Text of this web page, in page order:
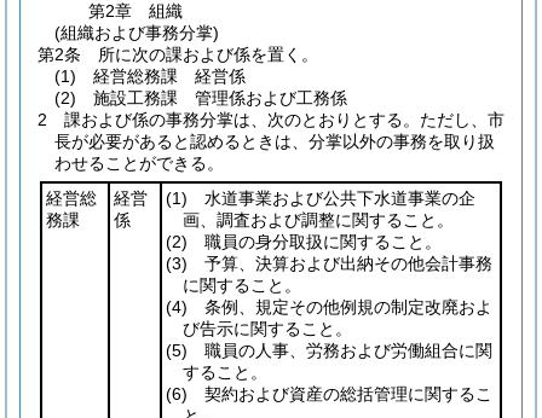
第2章
組織
(組織および事務分掌)
第2条
所に次の課および係を置く。
(1)
経営総務課 経営係
(2)
施設工務課 管理係および工務係
2
課および係の事務分掌は、次のとおりとする。 ただし、市
長が必要があると認めるときは、分掌以外の事務を取り扱
わせることができる。
経営総
務課
経営
係
(1) 水道事業および公共下水道事業の企
画、調査および調整に関すること。
(2) 職員の身分取扱に関すること。
(3) 予算、決算および出納その他会計事務
に関すること。
(4) 条例、規定その他例規の制定改廃およ
び告示に関すること。
(5) 職員の人事、労務および労働組合に関
すること。
(6) 契約および資産の総括管理に関するこ